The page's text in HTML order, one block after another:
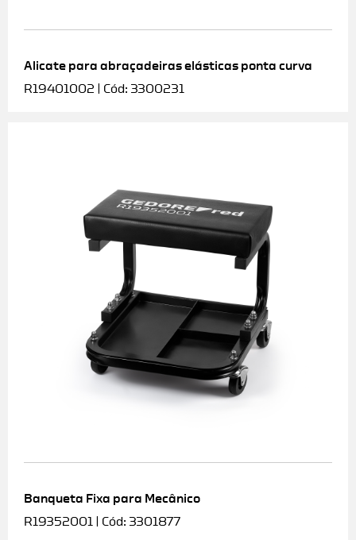
Alicate para abraçadeiras elásticas ponta curva
R19401002 | Cód: 3300231
Banqueta Fixa para Mecânico
R19352001 | Cód: 3301877